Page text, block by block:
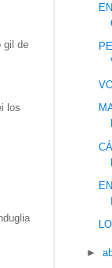
gil de
los
►